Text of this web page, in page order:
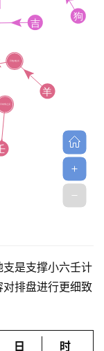
是支撑小六壬计
排盘进行更细致
日 时